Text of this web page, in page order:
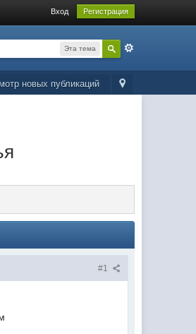
Вход Регистрация
Эта тема
новых публикаций
#1